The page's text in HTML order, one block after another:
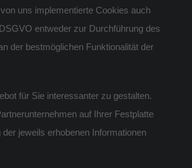
uns implementierte Cookies auch
entweder zur Durchführung des
der bestmöglichen Funktionalität der
für Sie interessanter zu gestalten.
auf Ihrer Festplatte
jeweils erhobenen Informationen